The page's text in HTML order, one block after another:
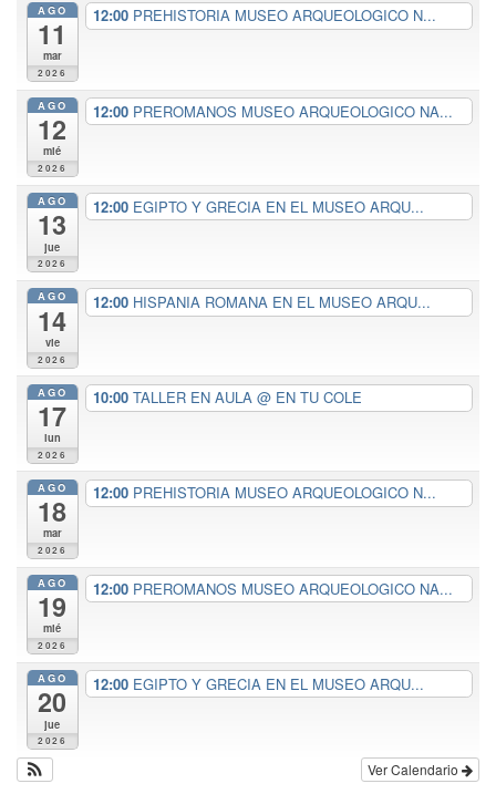
AGO
11
mar
2026
12:00 PREHISTORIA MUSEO ARQUEOLOGICO N...
AGO
12
mié
2026
12:00 PREROMANOS MUSEO ARQUEOLOGICO NA...
AGO
13
jue
2026
12:00 EGIPTO Y GRECIA EN EL MUSEO ARQU...
AGO
14
vie
2026
12:00 HISPANIA ROMANA EN EL MUSEO ARQU...
AGO
17
lun
2026
10:00 TALLER EN AULA @ EN TU COLE
AGO
18
mar
2026
12:00 PREHISTORIA MUSEO ARQUEOLOGICO N...
AGO
19
mié
2026
12:00 PREROMANOS MUSEO ARQUEOLOGICO NA...
AGO
20
jue
2026
12:00 EGIPTO Y GRECIA EN EL MUSEO ARQU...
Ver Calendario